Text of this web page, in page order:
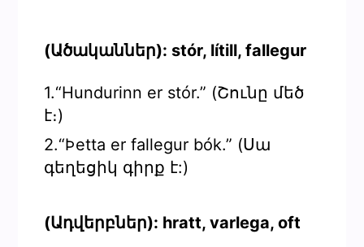
(Ածականներ): stór, lítill, fallegur
1.“Hundurinn er stór.” (Շունը մեծ
է։)
2.“Þetta er fallegur bók.” (Սա
գեղեցիկ գիրք է:)
(Ադվերբներ): hratt, varlega, oft